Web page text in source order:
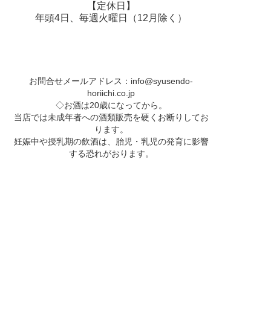
【定休日】
年頭4日、毎週火曜日（12月除く）
お問合せメールアドレス： info@syusendo-
horiichi.co.jp
◇お酒は20歳になってから。
当店では未成年者への酒類販売を硬くお断りしてお
ります。
妊娠中や授乳期の飲酒は、胎児・乳児の発育に影響
する恐れがおります。